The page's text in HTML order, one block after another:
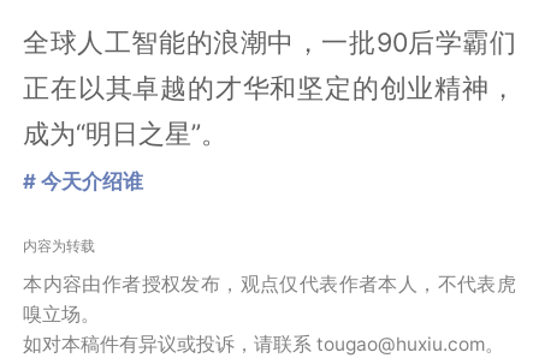
全球人工智能的浪潮中，一批90后学霸们
正在以其卓越的才华和坚定的创业精神，
成为“明日之星”。
# 今天介绍谁
内容为转载
本内容由作者授权发布，观点仅代表作者本人，不代表虎
嗅立场。
如对本稿件有异议或投诉，请联系 tougao@huxiu.com。